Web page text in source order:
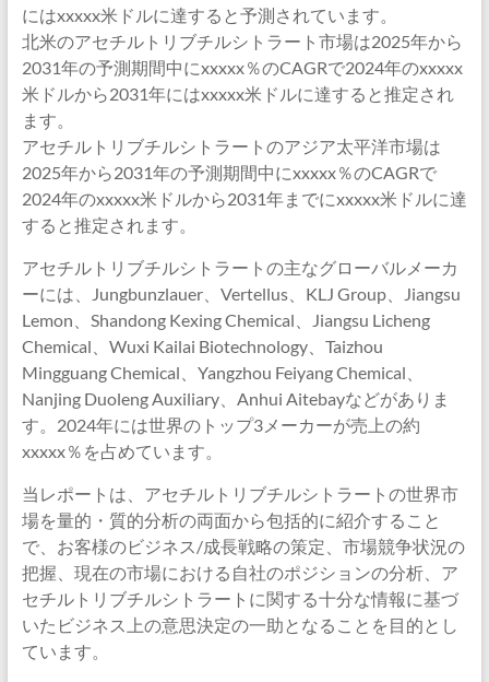
にはxxxxx米ドルに達すると予測されています。
北米のアセチルトリブチルシトラート市場は2025年から
2031年の予測期間中にxxxxx％のCAGRで2024年のxxxxx
米ドルから2031年にはxxxxx米ドルに達すると推定され
ます。
アセチルトリブチルシトラートのアジア太平洋市場は
2025年から2031年の予測期間中にxxxxx％のCAGRで
2024年のxxxxx米ドルから2031年までにxxxxx米ドルに達
すると推定されます。
アセチルトリブチルシトラートの主なグローバルメーカ
ーには、Jungbunzlauer、Vertellus、KLJ Group、Jiangsu
Lemon、Shandong Kexing Chemical、Jiangsu Licheng
Chemical、Wuxi Kailai Biotechnology、Taizhou
Mingguang Chemical、Yangzhou Feiyang Chemical、
Nanjing Duoleng Auxiliary、Anhui Aitebayなどがありま
す。2024年には世界のトップ3メーカーが売上の約
xxxxx％を占めています。
当レポートは、アセチルトリブチルシトラートの世界市
場を量的・質的分析の両面から包括的に紹介すること
で、お客様のビジネス/成長戦略の策定、市場競争状況の
把握、現在の市場における自社のポジションの分析、ア
セチルトリブチルシトラートに関する十分な情報に基づ
いたビジネス上の意思決定の一助となることを目的とし
ています。